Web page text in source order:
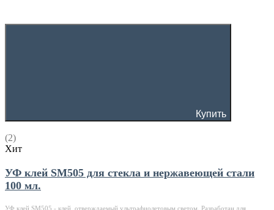
Купить
(2)
Хит
УФ клей SM505 для стекла и нержавеющей стали
100 мл.
УФ клей SM505 - клей, отверждаемый ультрафиолетовым светом. Разработан для